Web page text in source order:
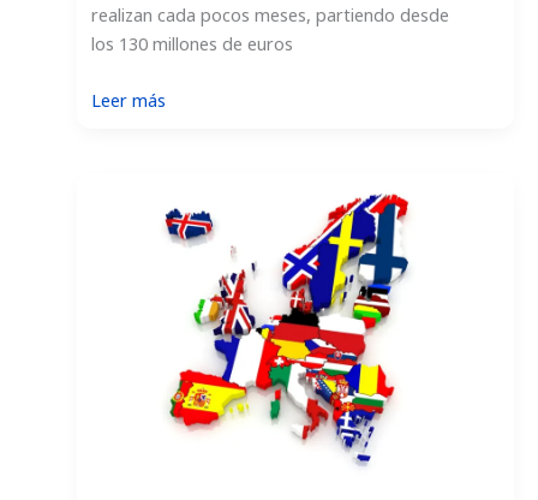
realizan cada pocos meses, partiendo desde
los 130 millones de euros
Leer más:
EuroMillones